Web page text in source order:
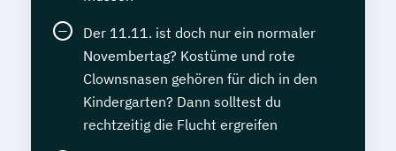
Der 11.11. ist doch nur ein normaler
Novembertag? Kostüme und rote
Clownsnasen gehören für dich in den
Kindergarten? Dann solltest du
rechtzeitig die Flucht ergreifen